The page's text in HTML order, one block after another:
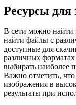
Ресурсы для
В сети можно найти
найти файлы с
доступные для
различных форматах
выбирать наиболее
Важно отметить, что
изображения в
результаты при